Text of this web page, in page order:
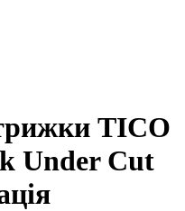
TICO
Under Cut